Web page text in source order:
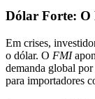
Dólar Forte:
Em crises,
o dólar. O FMI
demanda global
para importadores